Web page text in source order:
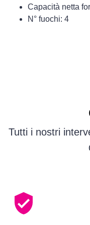
Capacità netta
N° fuochi: 4
Tutti i nostri